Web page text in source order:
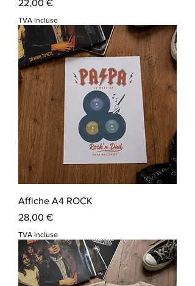
22,00 €
TVA Incluse
Affiche A4 ROCK
Prix
28,00 €
TVA Incluse